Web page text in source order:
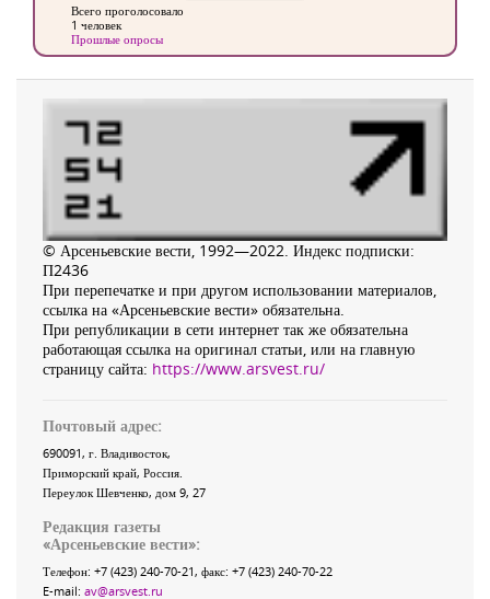
Всего проголосовало
1 человек
Прошлые опросы
© Арсеньевские вести, 1992—2022. Индекс подписки:
П2436
При перепечатке и при другом использовании материалов,
ссылка на «Арсеньевские вести» обязательна.
При републикации в сети интернет так же обязательна
работающая ссылка на оригинал статьи, или на главную
страницу сайта: https://www.arsvest.ru/
Почтовый адрес:
690091, г. Владивосток,
Приморский край, Россия.
Переулок Шевченко, дом 9, 27
Редакция газеты
«Арсеньевские вести»:
Телефон: +7 (423) 240-70-21, факс: +7 (423) 240-70-22
E-mail: av@arsvest.ru